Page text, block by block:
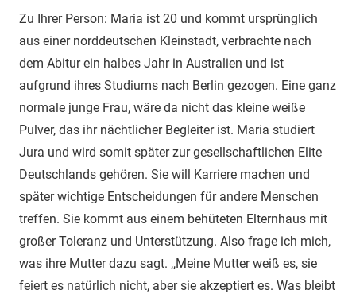
Zu Ihrer Person: Maria ist 20 und kommt ursprünglich
aus einer norddeutschen Kleinstadt, verbrachte nach
dem Abitur ein halbes Jahr in Australien und ist
aufgrund ihres Studiums nach Berlin gezogen. Eine ganz
normale junge Frau, wäre da nicht das kleine weiße
Pulver, das ihr nächtlicher Begleiter ist. Maria studiert
Jura und wird somit später zur gesellschaftlichen Elite
Deutschlands gehören. Sie will Karriere machen und
später wichtige Entscheidungen für andere Menschen
treffen. Sie kommt aus einem behüteten Elternhaus mit
großer Toleranz und Unterstützung. Also frage ich mich,
was ihre Mutter dazu sagt. ,,Meine Mutter weiß es, sie
feiert es natürlich nicht, aber sie akzeptiert es. Was bleibt